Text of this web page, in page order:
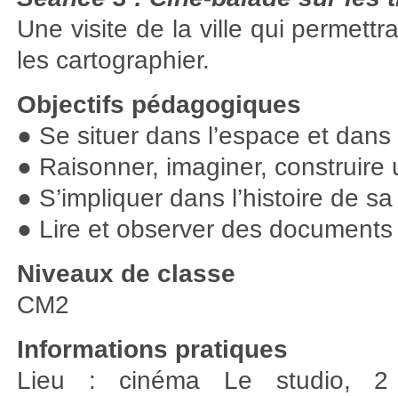
Une visite de la ville qui
les cartographier.
Objectifs pédagogiques
● Se situer dans l’espace et
● Raisonner, imaginer, construire
● S’impliquer dans l’histoire de
● Lire et observer des documents
Niveaux de classe
CM2
Informations pratiques
Lieu : cinéma Le studio, 2